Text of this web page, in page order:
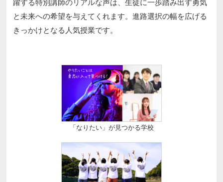
躍する特別講師のリアルな声は、生徒に一歩踏み出す勇気
と未来への希望を与えてくれます。進路選択の幅を広げる
きっかけとなる人気授業です。
「なりたい」が見つかる学校